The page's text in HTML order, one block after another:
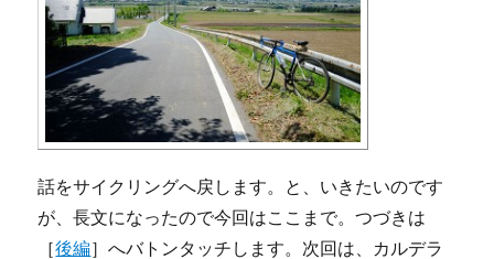
話をサイクリングへ戻します。と、いきたいのです
が、長文になったので今回はここまで。つづきは
［後編］へバトンタッチします。次回は、カルデラ